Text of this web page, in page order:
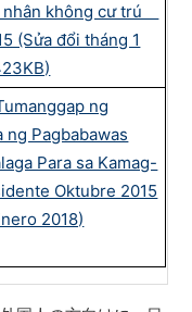
nhân không cư trú
(Sửa đổi tháng 1
ng
ng Pagbabawas
Para sa Kamag-
Oktubre 2015
2018)